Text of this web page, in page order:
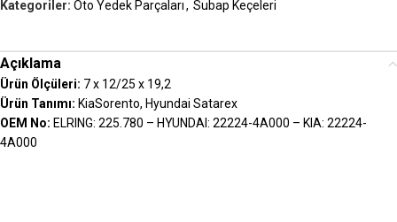
Kategoriler: Oto Yedek Parçaları, Subap Keçeleri
Açıklama
Ürün Ölçüleri: 7 x 12/25 x 19,2
Ürün Tanımı: KiaSorento, Hyundai Satarex
OEM No: ELRING: 225.780 – HYUNDAI: 22224-4A000 – KIA: 22224-
4A000